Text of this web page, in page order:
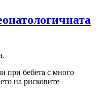
при бебета с много
на рисковите